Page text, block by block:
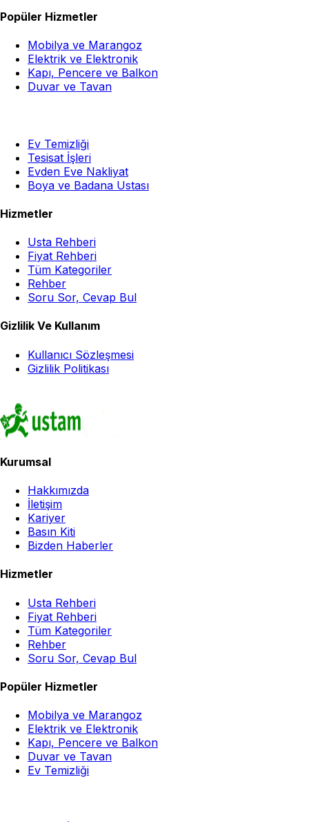
Popüler Hizmetler
Mobilya ve Marangoz
Elektrik ve Elektronik
Kapı, Pencere ve Balkon
Duvar ve Tavan
Ev Temizliği
Tesisat İşleri
Evden Eve Nakliyat
Boya ve Badana Ustası
Hizmetler
Usta Rehberi
Fiyat Rehberi
Tüm Kategoriler
Rehber
Soru Sor, Cevap Bul
Gizlilik Ve Kullanım
Kullanıcı Sözleşmesi
Gizlilik Politikası
Kurumsal
Hakkımızda
İletişim
Kariyer
Basın Kiti
Bizden Haberler
Hizmetler
Usta Rehberi
Fiyat Rehberi
Tüm Kategoriler
Rehber
Soru Sor, Cevap Bul
Popüler Hizmetler
Mobilya ve Marangoz
Elektrik ve Elektronik
Kapı, Pencere ve Balkon
Duvar ve Tavan
Ev Temizliği